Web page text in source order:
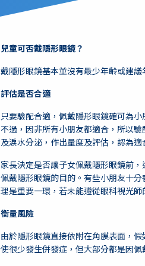
兒童可否戴隱形眼鏡？
戴隱形眼鏡基本並沒有最少年齡或建
評估是否合適
只要驗配合適，佩戴隱形眼鏡確可為
不過，因非所有小朋友都適合，所以
及淚水分泌，作出量度及評估，認為適
家長決定是否讓子女佩戴隱形眼鏡前
佩戴隱形眼鏡的目的。有些小朋友十
理是重要一環，若未能遵從眼科視光
衡量風險
由於隱形眼鏡直接依附在角膜表面，
使很少發生併發症，但大部分都是因